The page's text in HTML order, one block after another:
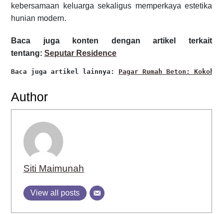
kebersamaan keluarga sekaligus memperkaya estetika
hunian modern.
Baca juga konten dengan artikel terkait
tentang: Seputar Residence
Baca juga artikel lainnya: Pagar Rumah Beton:
Author
Siti Maimunah
View all posts